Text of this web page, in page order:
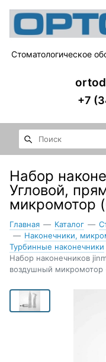
Стоматологическое
+7
Набор
Угловой,
микромотор
Главная — Каталог —
— Наконечники,
Турбинные наконечники
Набор наконечников
воздушный микромотор